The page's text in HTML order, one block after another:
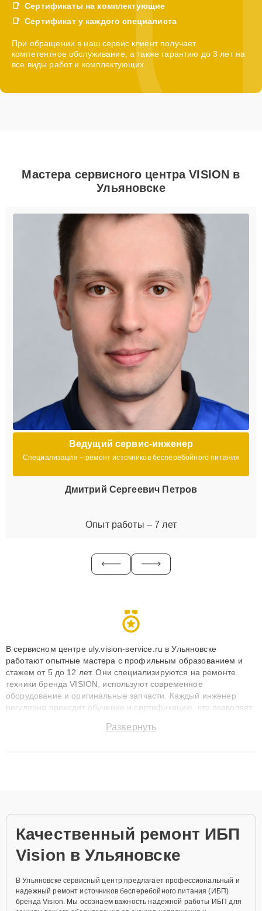
Сертификаты на комплектующие
Сертификат у каждого специалиста
При обращении в наш сервис клиент получает
компетентное обслуживание, а также гарантию до 3 лет на
все виды работ и комплектующих.
Мастера сервисного центра VISION в
Ульяновске
Ведущий сервис-инженер
Специализация – ремонт источников бесперебойного питания
Дмитрий Сергеевич Петров
Опыт работы – 7 лет
В сервисном центре uly.vision-service.ru в Ульяновске
работают опытные мастера с профильным образованием и
стажем от 5 до 12 лет. Они специализируются на ремонте
техники бренда VISION, используют современное
оборудование и оригинальные запчасти. Каждый инженер
регулярно проходит обучение и сертификацию, что позволяет
технику с сохранением гарантии до 3 лет. Наши мастера
Развернуть
Качественный ремонт ИБП
Vision в Ульяновске
В Ульяновске сервисный центр предлагает профессиональный и
надежный ремонт источников бесперебойного питания (ИБП)
бренда Vision. Мы осознаем важность надежной работы ИБП для